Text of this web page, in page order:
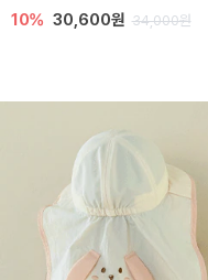
10% 30,600원 34,000원